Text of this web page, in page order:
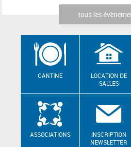
tous les
CANTINE
LOCATION DE
SALLES
ASSOCIATIONS
INSCRIPTION
NEWSLETTER